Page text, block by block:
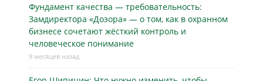
Фундамент качества — требовательность:
Замдиректора «Дозора» — о том, как в охранном
бизнесe сочетают жёсткий контроль и
человеческое понимание
9 месяцев назад